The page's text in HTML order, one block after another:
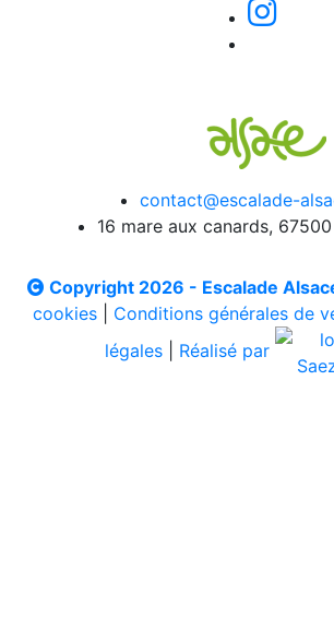
contact@escalade-
16 mare aux canards,
Copyright 2026 - Escalade
cookies| Conditions générales de
légales
Réalisé par